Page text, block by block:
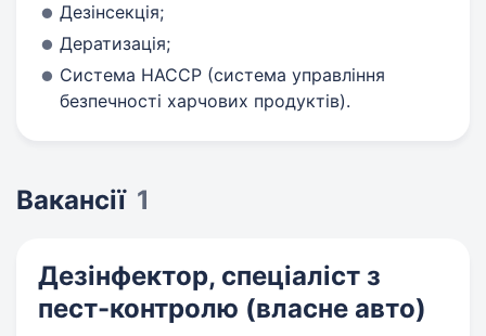
Дезінсекція;
Дератизація;
Система HACCP (система управління
безпечності харчових продуктів).
Вакансії 1
Дезінфектор, спеціаліст з
пест-контролю (власне авто)